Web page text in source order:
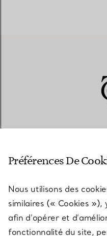
SERVICES
À PROPOS
Préférences De
Nous utilisons des
similaires (« Cookies »),
afin d’opérer et
fonctionnalité du site,